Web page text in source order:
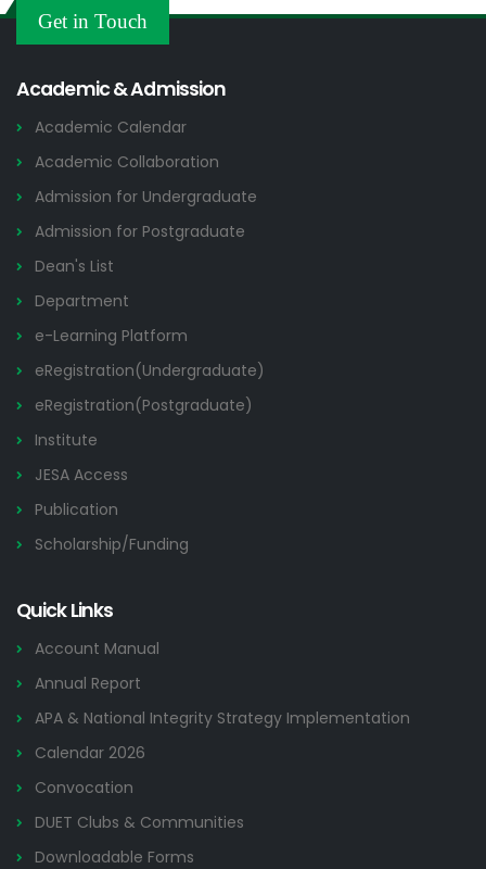
21 JUL
Tender Notices
Get in Touch
Academic & Admission
Academic Calendar
Academic Collaboration
Admission for Undergraduate
Admission for Postgraduate
Dean's List
Department
e-Learning Platform
eRegistration(Undergraduate)
eRegistration(Postgraduate)
Institute
JESA Access
Publication
Scholarship/Funding
Quick Links
Account Manual
Annual Report
APA & National Integrity Strategy Implementation
Calendar 2026
Convocation
DUET Clubs & Communities
Downloadable Forms